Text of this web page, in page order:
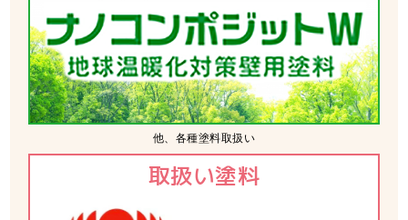
他、各種塗料取扱い
取扱い塗料